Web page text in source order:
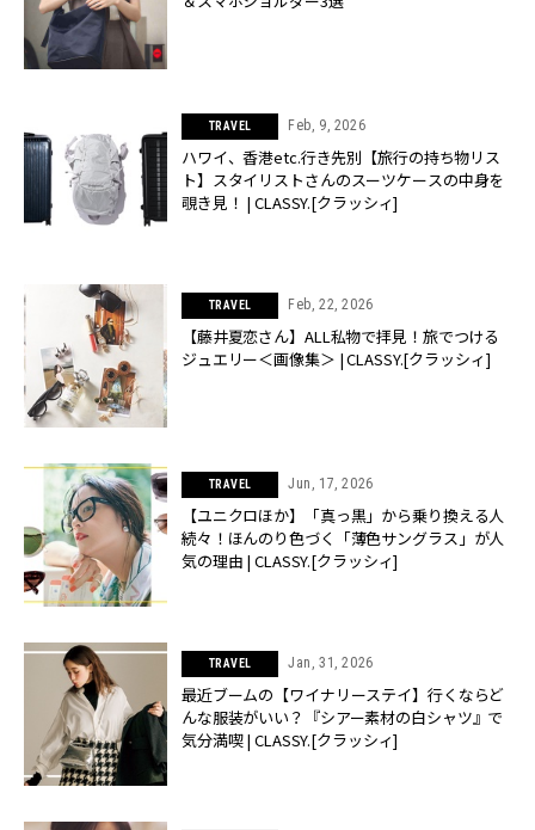
TRAVEL Feb, 9, 2026
ハワイ、香港etc.行き先別【旅行の持ち物リス
ト】スタイリストさんのスーツケースの中身を
覗き見！ | CLASSY.[クラッシィ]
TRAVEL Feb, 22, 2026
【藤井夏恋さん】ALL私物で拝見！旅でつける
ジュエリー＜画像集＞ | CLASSY.[クラッシィ]
TRAVEL Jun, 17, 2026
【ユニクロほか】「真っ黒」から乗り換える人
続々！ほんのり色づく「薄色サングラス」が人
気の理由 | CLASSY.[クラッシィ]
TRAVEL Jan, 31, 2026
最近ブームの【ワイナリーステイ】行くならど
んな服装がいい？『シアー素材の白シャツ』で
気分満喫 | CLASSY.[クラッシィ]